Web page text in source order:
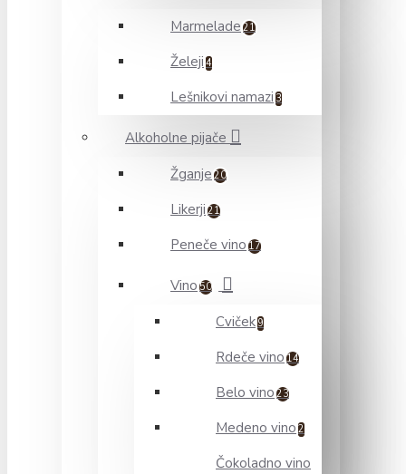
Marmelade 21
Želeji 4
Lešnikovi namazi 3
Alkoholne pijače
Žganje 20
Likerji 21
Peneče vino 17
Vino 50
Cviček 9
Rdeče vino 14
Belo vino 23
Medeno vino 2
Čokoladno vino